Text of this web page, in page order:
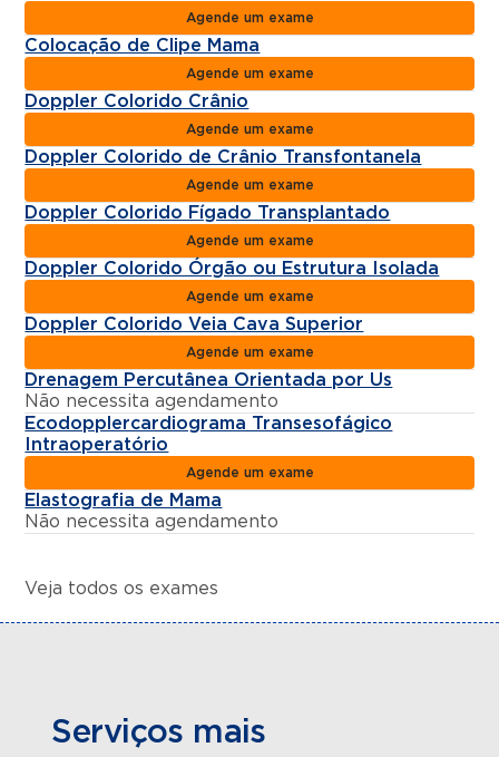
Agende um exame
Colocação de Clipe Mama
Agende um exame
Doppler Colorido Crânio
Agende um exame
Doppler Colorido de Crânio Transfontanela
Agende um exame
Doppler Colorido Fígado Transplantado
Agende um exame
Doppler Colorido Órgão ou Estrutura Isolada
Agende um exame
Doppler Colorido Veia Cava Superior
Agende um exame
Drenagem Percutânea Orientada por Us
Não necessita agendamento
Ecodopplercardiograma Transesofágico
Intraoperatório
Agende um exame
Elastografia de Mama
Não necessita agendamento
Veja todos os exames
Serviços mais